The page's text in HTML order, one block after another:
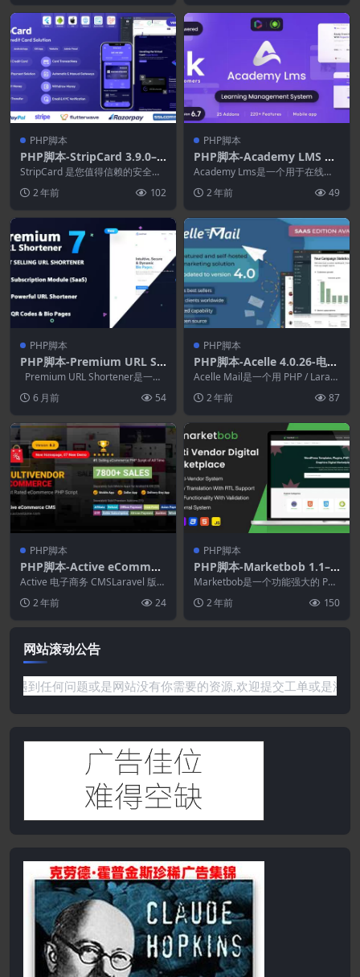
PHP脚本
PHP脚本-StripCard 3.9.0–
虚拟信用卡解决方案
StripCard 是您值得信赖的安全在
AliE...2 年前 102
PHP脚本
PHP脚本-Academy LMS 6.
7–学习管理系统
Academy Lms是一个用于在线学
根据自己的专...
2 年前 49
PHP脚本
PHP脚本-Premium URL Sh
ortener 7.8.2–链接缩短器.
简历页面和QR码
Premium URL Shortener是一个
6 月前 54
PHP脚本
PHP脚本-Acelle 4.0.26-电子
邮件营销Web应用程序
Acelle Mail是一个用 PHP / Larav
2 年前 87
PHP脚本
PHP脚本-Active eCommer
ce Refund Addon 1.6.0 (Ac
tive eCommerce CMS拓展)
Active 电子商务 CMSLaravel 版本
的 Active Super ...
2 年前 24
PHP脚本
PHP脚本-Marketbob 1.1–
多供应商数字市场
Marketbob是一个功能强大的 PH
P 脚本，旨在创建动态的多供应商
数字市场...
2 年前 150
网站滚动公告
资源!如果遇到任何问题或是网站没有你需要的资源,欢迎提交工